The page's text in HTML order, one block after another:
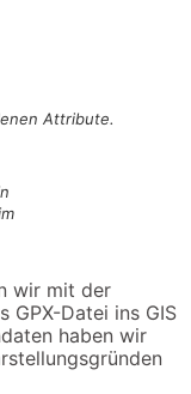
Attribute.
wir mit der
GPX-Datei ins GIS
haben wir